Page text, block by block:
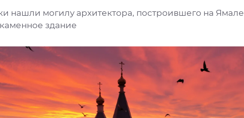
нашли могилу архитектора, построившего на Ямале
здание